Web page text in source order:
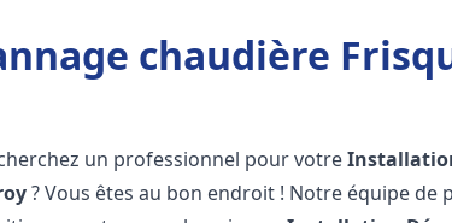
chaudière
un professionnel pour votre
? Vous êtes au bon endroit ! Notre équipe